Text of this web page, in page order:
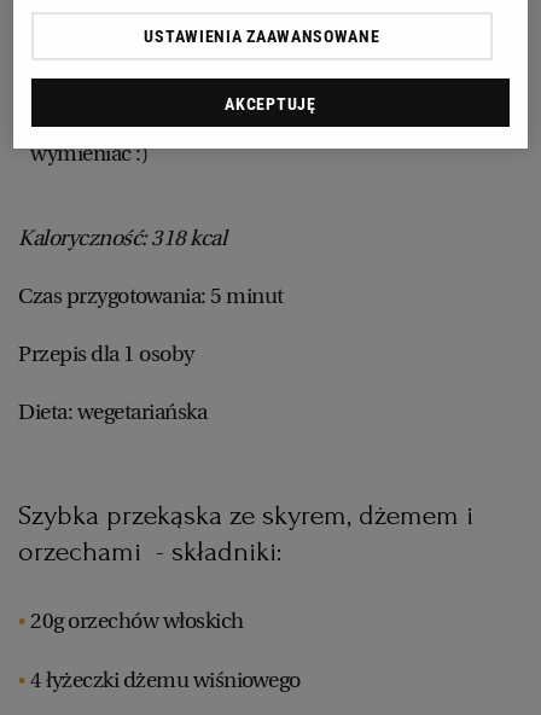
POZNAŃ
RADOM
RZESZÓW
SOSNOWIEC
TRÓJMIASTO
WARSZAWA
PODRÓŻE
WIDEO
Najlepiej wybrać dżem niesłodzony. Te są coraz
częściej dostępne w każdym sklepie
Smaki dżemu i orzechy można swobodnie
wymieniać :)
Kaloryczność: 318 kcal
Czas przygotowania: 5 minut
Przepis dla 1 osoby
Dieta: wegetariańska
Szybka przekąska ze skyrem, dżemem i
orzechami - składniki:
20g orzechów włoskich
4 łyżeczki dżemu wiśniowego
USTAWIENIA ZAAWANSOWANE
AKCEPTUJĘ